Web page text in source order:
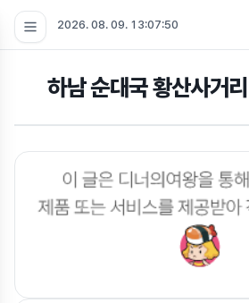
2026. 08. 09. 13:07:51
하남 순대국 황산사거